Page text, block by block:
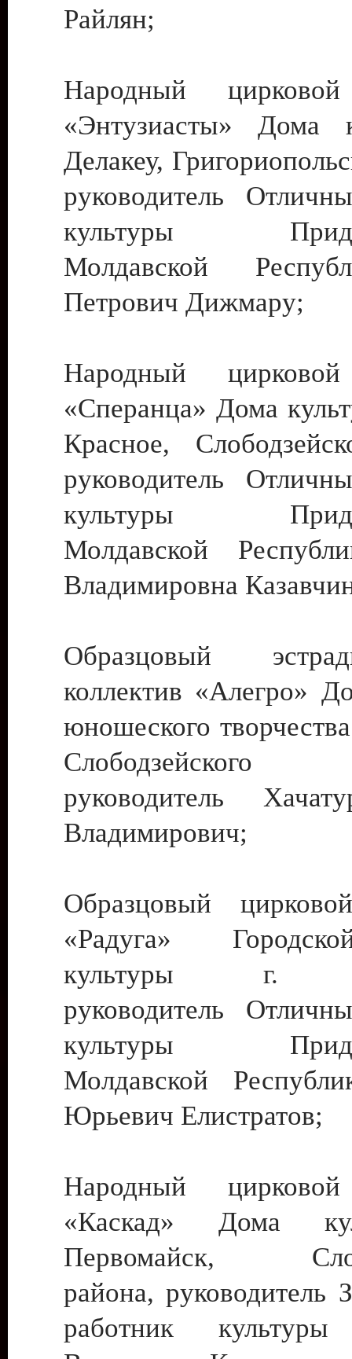
Райлян;
Народный цирковой
«Энтузиасты» Дома
Делакеу,
руководитель
культуры
Молдавской
Петрович Дижмару;
Народный цирковой
«Сперанца» Дома
Красное,
руководитель
культуры
Молдавской
Владимировна
Образцовый
коллектив «Алегро»
юношеского
руководитель
Владимирович;
Образцовый
«Радуга»
культуры г.
руководитель
культуры
Молдавской
Юрьевич Елистратов;
Народный цирковой
«Каскад» Дома
Первомайск,
района, руководитель
работник культуры